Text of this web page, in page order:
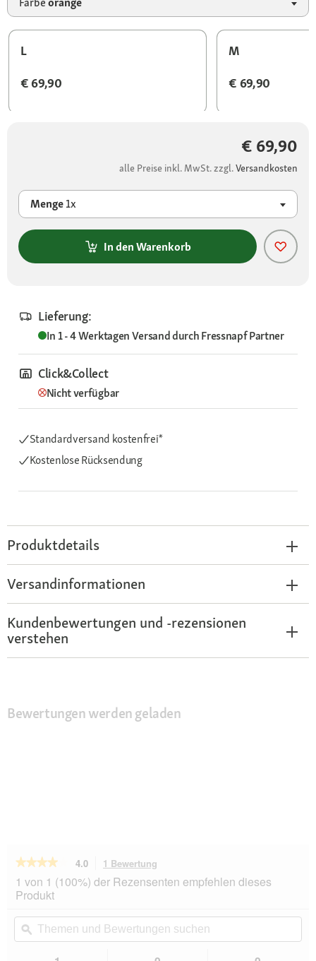
L
€ 69,90
M
€ 69,90
€ 69,90
alle Preise inkl. MwSt. zzgl.Versandkosten
Menge1x
In den Warenkorb
Lieferung:
In 1 - 4 WerktagenVersand durchFressnapf Partner
Click&Collect
Nicht verfügbar
Standardversand kostenfrei*
Kostenlose Rücksendung
Produktdetails
Versandinformationen
Kundenbewertungen und -rezensionen
verstehen
Bewertungen werden geladen
★★★★★
★★★★★
von
5
lesen
für
4.0 1 Bewertung
dieser
Aktion
du
zu
den
Bewertungen.
1 von 1 (100%) der Rezensenten empfehlen dieses
Produkt
Themen
und
Bewertungen
ϙ